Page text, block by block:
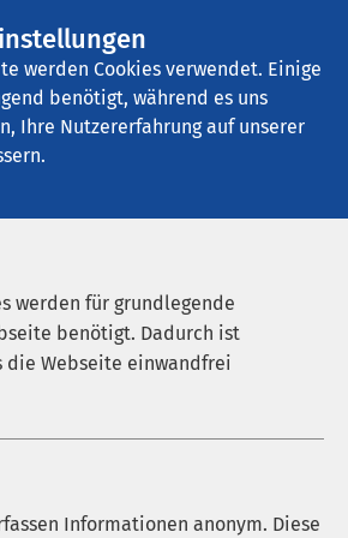
werden Cookies verwendet. Einige
benötigt, während es uns
Ihre Nutzererfahrung auf unserer
werden für grundlegende
benötigt. Dadurch ist
die Webseite einwandfrei
Informationen anonym. Diese
in Holstein sind seit dem Jahr
der DIN EN ISO 9001:2015
an ein
fest, die für eine
der Qualität notwendig sind.